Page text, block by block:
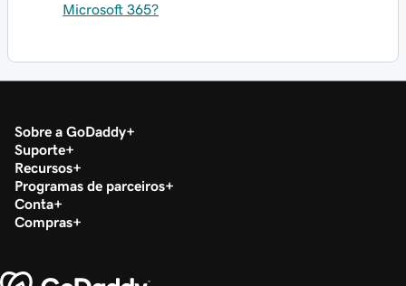
Microsoft 365?
Sobre a GoDaddy
Suporte
Recursos
Programas de parceiros
Conta
Compras